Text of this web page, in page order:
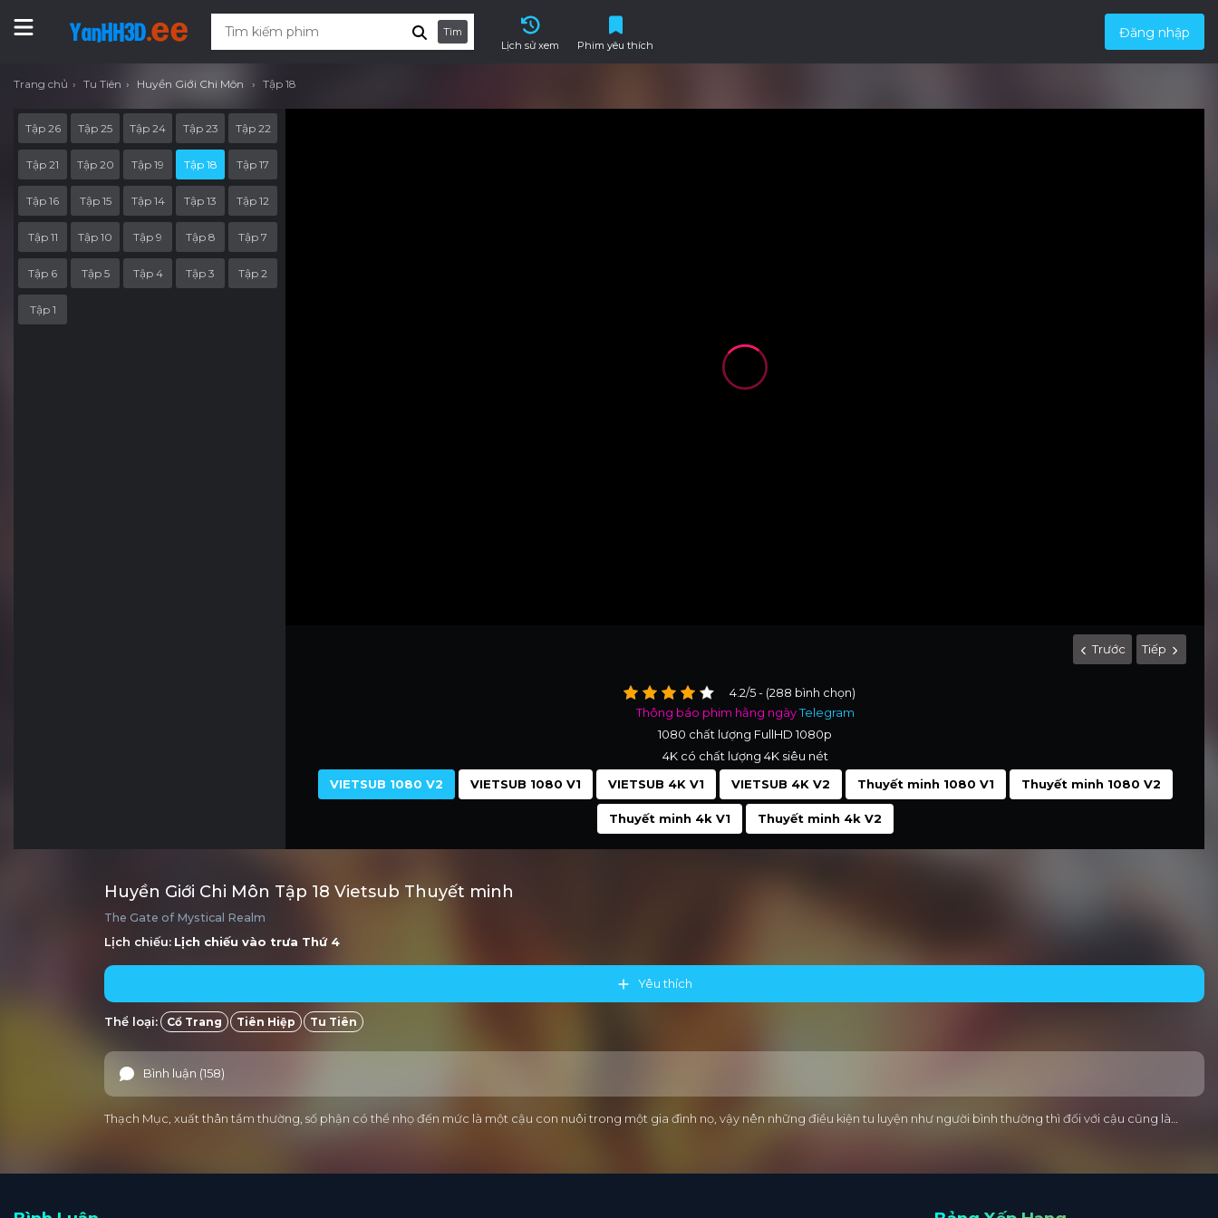
Tìm
Lịch sử xem
Phim yêu thích
Đăng nhập
Trang chủ Tu Tiên Huyền Giới Chi Môn Tập 18
Trước Tiếp
4.2/5 - (288 bình chọn)
Thông báo phim hằng ngàyTelegram
1080 chất lượng FullHD 1080p
4K có chất lượng 4K siêu nét
VIETSUB 1080 V2
VIETSUB 1080 V1 VIETSUB 4K V1 VIETSUB 4K V2 Thuyết minh 1080 V1 Thuyết minh 1080 V2
Thuyết minh 4k V1 Thuyết minh 4k V2
Tập 26 Tập 25 Tập 24 Tập 23 Tập 22
Tập 21 Tập 20 Tập 19 Tập 18 Tập 17
Tập 16 Tập 15 Tập 14 Tập 13 Tập 12
Tập 11 Tập 10 Tập 9 Tập 8 Tập 7
Tập 6 Tập 5 Tập 4 Tập 3 Tập 2
Tập 1
Huyền Giới Chi Môn Tập 18 Vietsub Thuyết minh
The Gate of Mystical Realm
Lịch chiếu: Lịch chiếu vào trưa Thứ 4
Yêu thích
Thể loại: Cổ Trang Tiên Hiệp Tu Tiên
Bình luận (158)
Thạch Mục, xuất thân tầm thường, số phận có thể nhọ đến mức là một cậu con nuôi trong một gia đình nọ, vậy nên những điều kiện tu luyện như người bình thường thì đối với cậu cũng là…